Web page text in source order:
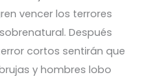
vencer los terrores
Después
cortos sentirán que
y hombres lobo